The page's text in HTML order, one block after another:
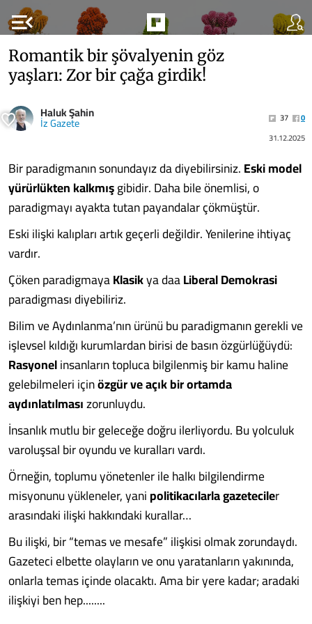
menu_open
Romantik bir şövalyenin göz
yaşları: Zor bir çağa girdik!
Haluk Şahin
İz Gazete 37
0
31.12.2025
Bir paradigmanın sonundayız da diyebilirsiniz.Eski model
yürürlükten kalkmışgibidir. Daha bile önemlisi, o
paradigmayı ayakta tutan payandalar çökmüştür.
Eski ilişki kalıpları artık geçerli değildir. Yenilerine ihtiyaç
vardır.
Çöken paradigmayaKlasikya daaLiberal Demokrasi
paradigması diyebiliriz.
Bilim ve Aydınlanma’nın ürünü bu paradigmanın gerekli ve
işlevsel kıldığı kurumlardan birisi de basın özgürlüğüydü:
Rasyonelinsanların topluca bilgilenmiş bir kamu haline
gelebilmeleri içinözgür ve açık bir ortamda
aydınlatılmasızorunluydu.
İnsanlık mutlu bir geleceğe doğru ilerliyordu. Bu yolculuk
varoluşsal bir oyundu ve kuralları vardı.
Örneğin, toplumu yönetenler ile halkı bilgilendirme
misyonunu yükleneler, yanipolitikacılarla gazeteciler
arasındaki ilişki hakkındaki kurallar…
Bu ilişki, bir “temas ve mesafe” ilişkisi olmak zorundaydı.
Gazeteci elbette olayların ve onu yaratanların yakınında,
onlarla temas içinde olacaktı. Ama bir yere kadar; aradaki
ilişkiyi ben hep........